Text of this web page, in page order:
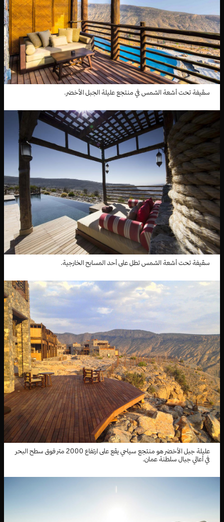
سقيفة تحت أشعة الشمس في منتجع عليلة الجبل الأخضر.
سقيفة تحت أشعة الشمس تطل على أحد المسابح الخارجية.
عليلة جبل الأخضر هو منتجع سياحي يقع على ارتفاع 2000 متر فوق سطح البحر
في أعالي جبال سلطنة عمان.